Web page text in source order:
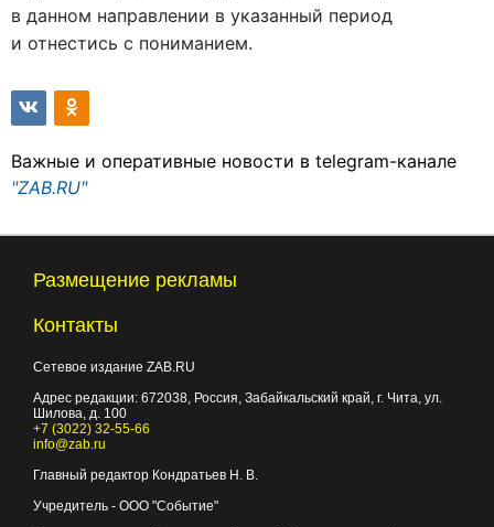
в данном направлении в указанный период
и отнестись с пониманием.
Важные и оперативные новости в telegram-канале
"ZAB.RU"
Размещение рекламы
Контакты
Сетевое издание ZAB.RU
Адрес редакции: 672038 , Россия, Забайкальский край, г. Чита ул.
Шилова, д. 100
+7 (3022) 32-55-66
info@zab.ru
Главный редактор Кондратьев Н. В.
Учредитель - ООО "Событие"